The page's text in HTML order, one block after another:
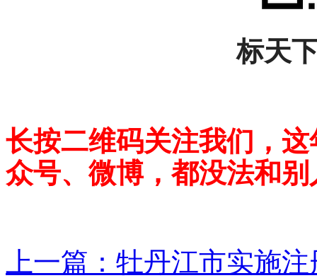
标天
长按二维码关注我们，
众号、微博，都没法和
上一篇： 牡丹江市实施